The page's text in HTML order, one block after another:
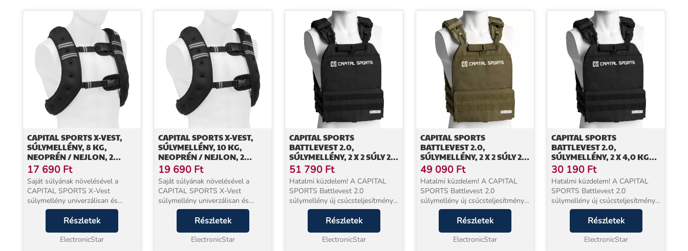
CAPITAL SPORTS X-VEST,
SÚLYMELLÉNY, 8 KG,
NEOPRÉN / NEJLON, 2
MELLKAS HEVEDER, FEKETE
17 690 Ft
Saját súlyának növelésével a
CAPITAL SPORTS X-Vest
súlymellény univerzálisan és
sokoldalúan gazdagítja minden
edzését.A klasszikus
állóképességi és erőedzés mellett
az X-Vest különösen alkalmas
Részletek
ElectronicStar
CAPITAL SPORTS X-VEST,
SÚLYMELLÉNY, 10 KG,
NEOPRÉN / NEJLON, 2
MELLKAS HEVEDER, FEKETE
19 690 Ft
Saját súlyának növelésével a
CAPITAL SPORTS X-Vest
súlymellény univerzálisan és
sokoldalúan gazdagítja minden
edzését.A klasszikus
állóképességi és erőedzés mellett
az X-Vest különösen alkalmas
Részletek
ElectronicStar
CAPITAL SPORTS
BATTLEVEST 2.0,
SÚLYMELLÉNY, 2 X 2 SÚLY 2,6
& 4,0 KG, FEKETE
51 790 Ft
Hatalmi küzdelem! A CAPITAL
SPORTS Battlevest 2.0
súlymellény új csúcsteljesítményt
ad izmainak és az
állóképességének. Az eredeti
modellt a katonaság golyóálló
mellényként tervezte, és ötvözi a
Részletek
ElectronicStar
CAPITAL SPORTS
BATTLEVEST 2.0,
SÚLYMELLÉNY, 2 X 2 SÚLY 2,6
& 4,0 KG, OLÍVAZÖLD
49 090 Ft
Hatalmi küzdelem! A CAPITAL
SPORTS Battlevest 2.0
súlymellény új csúcsteljesítményt
ad izmainak és az
állóképességének. Az eredeti
modellt a katonaság golyóálló
mellényként tervezte, és ötvözi a
Részletek
ElectronicStar
CAPITAL SPORTS
BATTLEVEST 2.0,
SÚLYMELLÉNY, 2 X 4,0 KG
SÚLY, FEKETE
30 190 Ft
Hatalmi küzdelem! A CAPITAL
SPORTS Battlevest 2.0
súlymellény új csúcsteljesítményt
ad izmainak és az
állóképességének. Az eredeti
modellt a katonaság golyóálló
mellényként tervezte, és ötvözi a
Részletek
ElectronicStar